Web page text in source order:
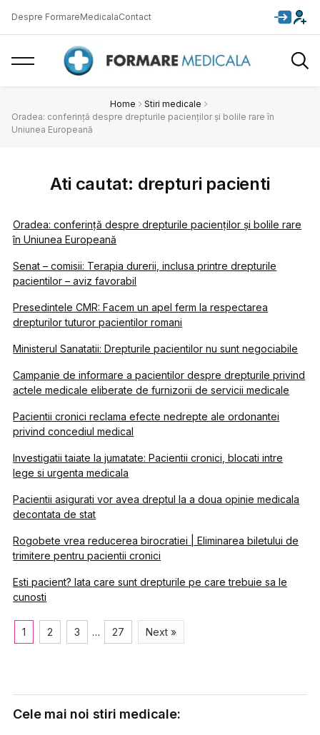
Despre FormareMedicalaContact
Home
Stiri medicale
Oradea: conferință despre drepturile pacienților și bolile rare în
Uniunea Europeană
Ati cautat: drepturi pacienti
Oradea: conferință despre drepturile pacienților și bolile rare
în Uniunea Europeană
Senat – comisii: Terapia durerii, inclusa printre drepturile
pacientilor – aviz favorabil
Presedintele CMR: Facem un apel ferm la respectarea
drepturilor tuturor pacientilor romani
Ministerul Sanatatii: Drepturile pacientilor nu sunt negociabile
Campanie de informare a pacientilor despre drepturile privind
actele medicale eliberate de furnizorii de servicii medicale
Pacientii cronici reclama efecte nedrepte ale ordonantei
privind concediul medical
Investigatii taiate la jumatate: Pacientii cronici, blocati intre
lege si urgenta medicala
Pacientii asigurati vor avea dreptul la a doua opinie medicala
decontata de stat
Rogobete vrea reducerea birocratiei | Eliminarea biletului de
trimitere pentru pacientii cronici
Esti pacient? Iata care sunt drepturile pe care trebuie sa le
cunosti
1 2 3 … 27 Next »
Cele mai noi stiri medicale: